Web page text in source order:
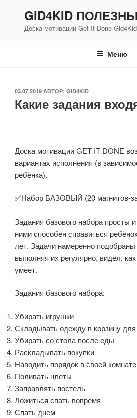
содержимому
GID4KID
Доска мотивации Get It Done Gid4Kid
Меню
ОПУБЛИКОВАНО
03.07.2019 АВТОР: GID4KID
Какие задания
Доска мотивации GET IT DONE
вариантах исполнения (в
ребёнка).
✅Набор БАЗОВЫЙ (20 магнитов-
Задания базового набора просты
ними способен справиться
лет. Задачи намеренно
выполняя их регулярно, видел,
умеет.
Задания базового набора:
Убирать игрушки
Складывать одежду в корзину
Убирать со стола после еды
Раскладывать покупки
Наводить порядок в своей комнате
Поливать цветы
Заправлять постель
Ложиться спать вовремя
Спать днем